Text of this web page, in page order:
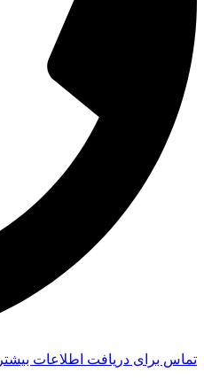
تماس برای دریافت اطلاعات بیشتر